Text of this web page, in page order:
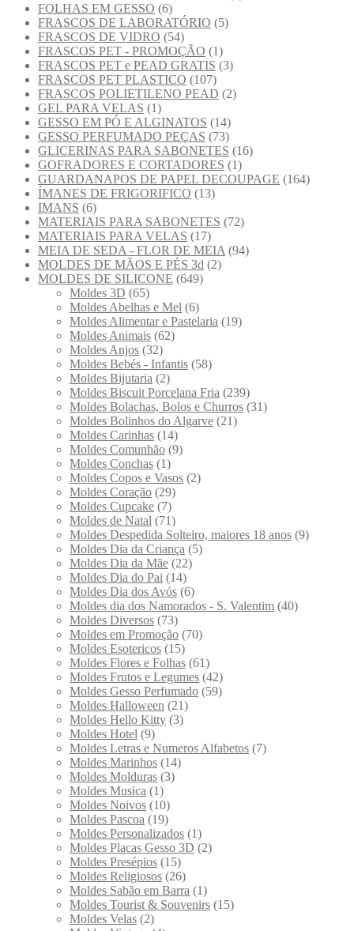
FOLHAS EM GESSO (6)
FRASCOS DE LABORATÓRIO (5)
FRASCOS DE VIDRO (54)
FRASCOS PET - PROMOÇÃO (1)
FRASCOS PET e PEAD GRATIS (3)
FRASCOS PET PLASTICO (107)
FRASCOS POLIETILENO PEAD (2)
GEL PARA VELAS (1)
GESSO EM PÓ E ALGINATOS (14)
GESSO PERFUMADO PEÇAS (73)
GLICERINAS PARA SABONETES (16)
GOFRADORES E CORTADORES (1)
GUARDANAPOS DE PAPEL DECOUPAGE (164)
ÍMANES DE FRIGORIFICO (13)
IMANS (6)
MATERIAIS PARA SABONETES (72)
MATERIAIS PARA VELAS (17)
MEIA DE SEDA - FLOR DE MEIA (94)
MOLDES DE MÃOS E PÉS 3d (2)
MOLDES DE SILICONE (649)
Moldes 3D (65)
Moldes Abelhas e Mel (6)
Moldes Alimentar e Pastelaria (19)
Moldes Animais (62)
Moldes Anjos (32)
Moldes Bebés - Infantis (58)
Moldes Bijutaria (2)
Moldes Biscuit Porcelana Fria (239)
Moldes Bolachas, Bolos e Churros (31)
Moldes Bolinhos do Algarve (21)
Moldes Carinhas (14)
Moldes Comunhão (9)
Moldes Conchas (1)
Moldes Copos e Vasos (2)
Moldes Coração (29)
Moldes Cupcake (7)
Moldes de Natal (71)
Moldes Despedida Solteiro, maiores 18 anos (9)
Moldes Dia da Criança (5)
Moldes Dia da Mãe (22)
Moldes Dia do Pai (14)
Moldes Dia dos Avós (6)
Moldes dia dos Namorados - S. Valentim (40)
Moldes Diversos (73)
Moldes em Promoção (70)
Moldes Esotericos (15)
Moldes Flores e Folhas (61)
Moldes Frutos e Legumes (42)
Moldes Gesso Perfumado (59)
Moldes Halloween (21)
Moldes Hello Kitty (3)
Moldes Hotel (9)
Moldes Letras e Numeros Alfabetos (7)
Moldes Marinhos (14)
Moldes Molduras (3)
Moldes Musica (1)
Moldes Noivos (10)
Moldes Pascoa (19)
Moldes Personalizados (1)
Moldes Placas Gesso 3D (2)
Moldes Presépios (15)
Moldes Religiosos (26)
Moldes Sabão em Barra (1)
Moldes Tourist & Souvenirs (15)
Moldes Velas (2)